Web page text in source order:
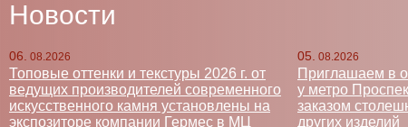
Новости
06. 08.2026
Топовые оттенки и текстуры 2026 г. от
ведущих производителей современного
искусственного камня установлены на
экспозиторе компании Гермес в МЦ
05. 08.2026
Приглашаем в
у метро
заказом
других изделий